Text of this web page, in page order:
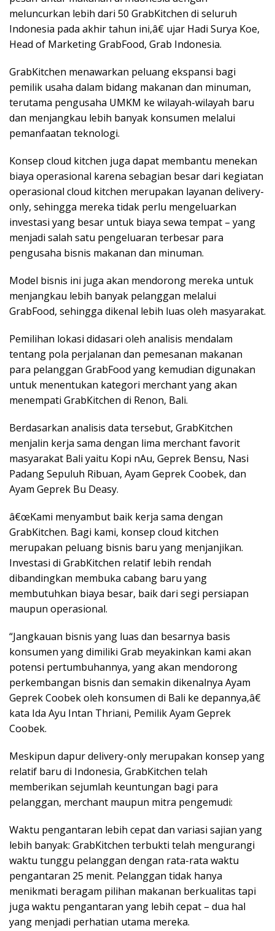
meluncurkan lebih dari 50 GrabKitchen di seluruh
Indonesia pada akhir tahun ini,â€ ujar Hadi Surya Koe,
Head of Marketing GrabFood, Grab Indonesia.
GrabKitchen menawarkan peluang ekspansi bagi
pemilik usaha dalam bidang makanan dan minuman,
terutama pengusaha UMKM ke wilayah-wilayah baru
dan menjangkau lebih banyak konsumen melalui
pemanfaatan teknologi.
Konsep cloud kitchen juga dapat membantu menekan
biaya operasional karena sebagian besar dari kegiatan
operasional cloud kitchen merupakan layanan delivery-
only, sehingga mereka tidak perlu mengeluarkan
investasi yang besar untuk biaya sewa tempat – yang
menjadi salah satu pengeluaran terbesar para
pengusaha bisnis makanan dan minuman.
Model bisnis ini juga akan mendorong mereka untuk
menjangkau lebih banyak pelanggan melalui
GrabFood, sehingga dikenal lebih luas oleh masyarakat.
Pemilihan lokasi didasari oleh analisis mendalam
tentang pola perjalanan dan pemesanan makanan
para pelanggan GrabFood yang kemudian digunakan
untuk menentukan kategori merchant yang akan
menempati GrabKitchen di Renon, Bali.
Berdasarkan analisis data tersebut, GrabKitchen
menjalin kerja sama dengan lima merchant favorit
masyarakat Bali yaitu Kopi nAu, Geprek Bensu, Nasi
Padang Sepuluh Ribuan, Ayam Geprek Coobek, dan
Ayam Geprek Bu Deasy.
â€œKami menyambut baik kerja sama dengan
GrabKitchen. Bagi kami, konsep cloud kitchen
merupakan peluang bisnis baru yang menjanjikan.
Investasi di GrabKitchen relatif lebih rendah
dibandingkan membuka cabang baru yang
membutuhkan biaya besar, baik dari segi persiapan
maupun operasional.
“Jangkauan bisnis yang luas dan besarnya basis
konsumen yang dimiliki Grab meyakinkan kami akan
potensi pertumbuhannya, yang akan mendorong
perkembangan bisnis dan semakin dikenalnya Ayam
Geprek Coobek oleh konsumen di Bali ke depannya,â€
kata Ida Ayu Intan Thriani, Pemilik Ayam Geprek
Coobek.
Meskipun dapur delivery-only merupakan konsep yang
relatif baru di Indonesia, GrabKitchen telah
memberikan sejumlah keuntungan bagi para
pelanggan, merchant maupun mitra pengemudi:
Waktu pengantaran lebih cepat dan variasi sajian yang
lebih banyak: GrabKitchen terbukti telah mengurangi
waktu tunggu pelanggan dengan rata-rata waktu
pengantaran 25 menit. Pelanggan tidak hanya
menikmati beragam pilihan makanan berkualitas tapi
juga waktu pengantaran yang lebih cepat – dua hal
yang menjadi perhatian utama mereka.